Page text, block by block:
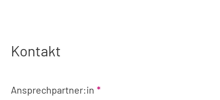
Kontakt
Ansprechpartner:in